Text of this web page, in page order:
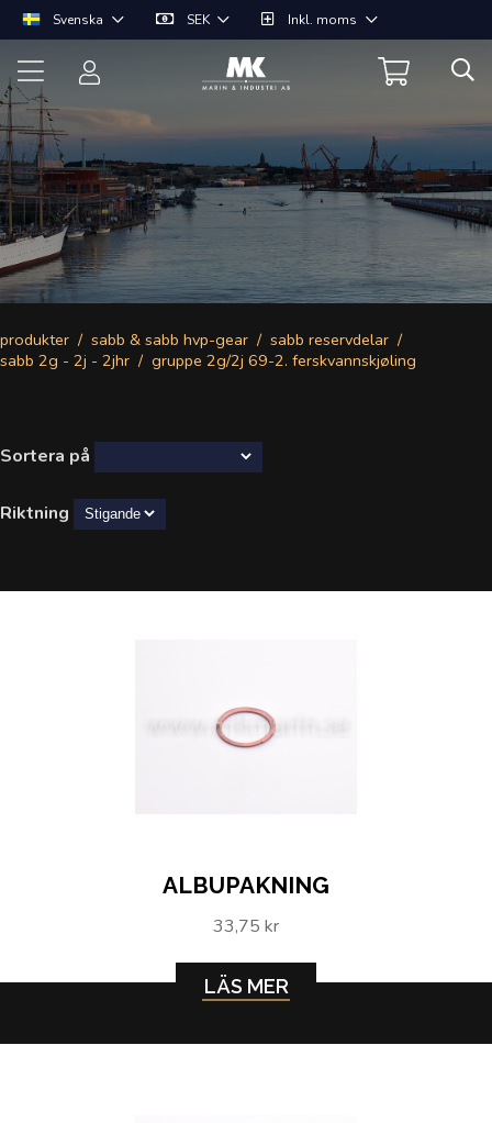
Svenska SEK Inkl. moms
produkter sabb & sabb hvp-gear
sabb reservdelar
sabb 2g - 2j - 2jhr
gruppe 2g/2j 69-2. ferskvannskjøling
Sortera på
Riktning
ALBUPAKNING
33,75 kr
LÄS MER